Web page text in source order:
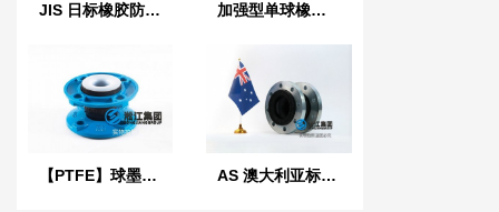
JIS 日标橡胶防震接头 加强型单球橡胶软接头
【PTFE】球墨法兰四氟橡胶接头“适用于航空煤油” AS 澳大利亚标准橡胶膨胀节